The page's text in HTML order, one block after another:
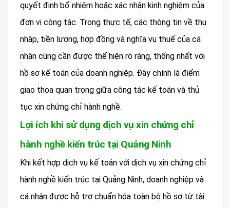
quyết định bổ nhiệm hoặc xác nhận kinh nghiệm của
đơn vị công tác. Trong thực tế, các thông tin về thu
nhập, tiền lương, hợp đồng và nghĩa vụ thuế của cá
nhân cũng cần được thể hiện rõ ràng, thống nhất với
hồ sơ kế toán của doanh nghiệp. Đây chính là điểm
giao thoa quan trọng giữa công tác kế toán và thủ
tục xin chứng chỉ hành nghề.
Lợi ích khi sử dụng dịch vụ xin chứng chỉ
hành nghề kiến trúc tại Quảng Ninh
Khi kết hợp dịch vụ kế toán với dịch vụ xin chứng chỉ
hành nghề kiến trúc tại Quảng Ninh, doanh nghiệp và
cá nhân được hỗ trợ chuẩn hóa toàn bộ hồ sơ từ tài